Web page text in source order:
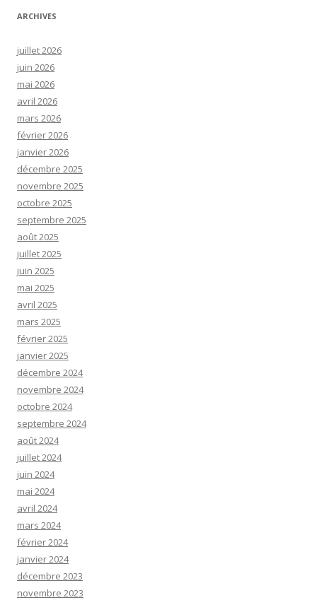
ARCHIVES
juillet 2026
juin 2026
mai 2026
avril 2026
mars 2026
février 2026
janvier 2026
décembre 2025
novembre 2025
octobre 2025
septembre 2025
août 2025
juillet 2025
juin 2025
mai 2025
avril 2025
mars 2025
février 2025
janvier 2025
décembre 2024
novembre 2024
octobre 2024
septembre 2024
août 2024
juillet 2024
juin 2024
mai 2024
avril 2024
mars 2024
février 2024
janvier 2024
décembre 2023
novembre 2023